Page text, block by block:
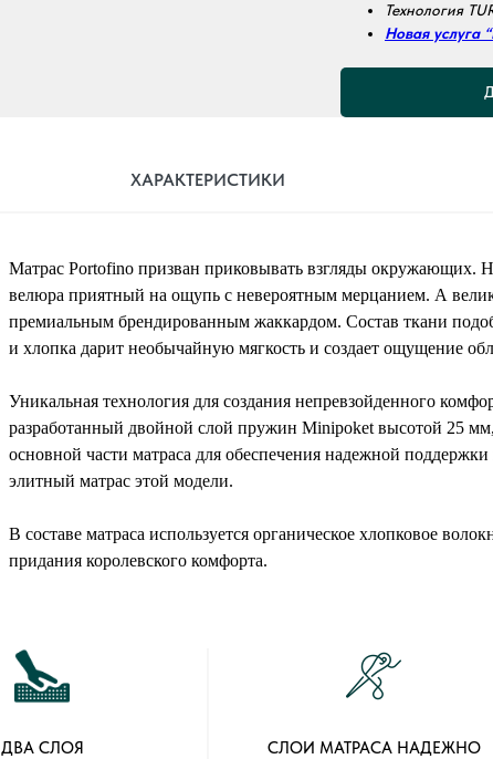
Технология
Новая услуга
ХАРАКТЕРИСТИКИ
Матрас Portofino призван приковывать взгляды окружающих.
велюра приятный на ощупь с невероятным мерцанием. А
премиальным брендированным жаккардом. Состав ткани
и хлопка дарит необычайную мягкость и создает ощущение
Уникальная технология для создания непревзойденного
разработанный двойной слой пружин Minipoket высотой 25
основной части матраса для обеспечения надежной
элитный матрас этой модели.
В составе матраса используется органическое хлопковое
придания королевского комфорта.
ДВА СЛОЯ
СЛОИ МАТРАСА НАДЕЖНО